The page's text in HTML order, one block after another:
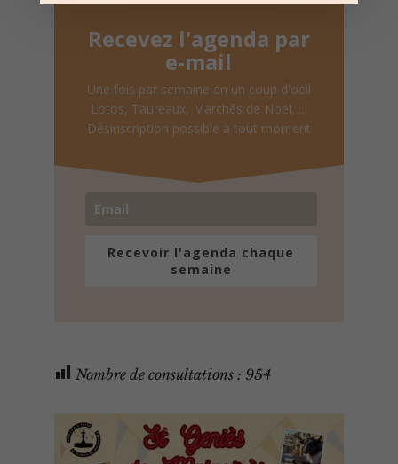
Recevez l'agenda par
e-mail
Une fois par semaine en un coup d'oeil
Lotos, Taureaux, Marchés de Noël, ...
Désinscription possible à tout moment
Recevoir l'agenda chaque
semaine
Nombre de consultations : 954